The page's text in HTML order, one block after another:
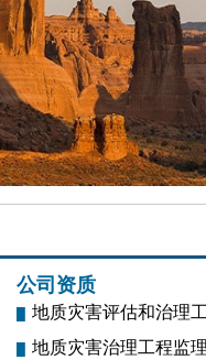
公司资质
地质灾害评估和治理
地质灾害治理工程监